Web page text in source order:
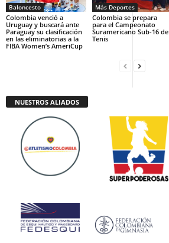
Baloncesto
Colombia venció a
Uruguay y buscará ante
Paraguay su clasificación
en las eliminatorias a la
FIBA Women’s AmeriCup
Más Deportes
Colombia se prepara
para el Campeonato
Suramericano Sub-16 de
Tenis
NUESTROS ALIADOS